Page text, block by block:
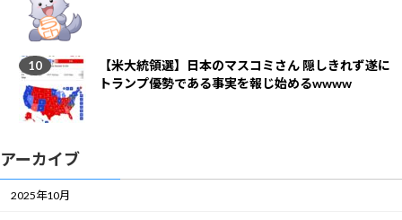
【米大統領選】日本のマスコミさん 隠しきれず遂に
トランプ優勢である事実を報じ始めるwwww
アーカイブ
2025年10月